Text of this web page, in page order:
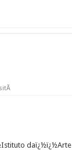
daï¿½ï¿½Arte